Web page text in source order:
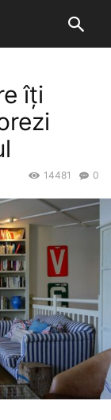
îți
0
14481